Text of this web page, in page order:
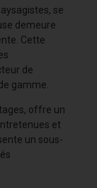
se
demeure
Cette
de
gamme.
offre un
et
un sous-